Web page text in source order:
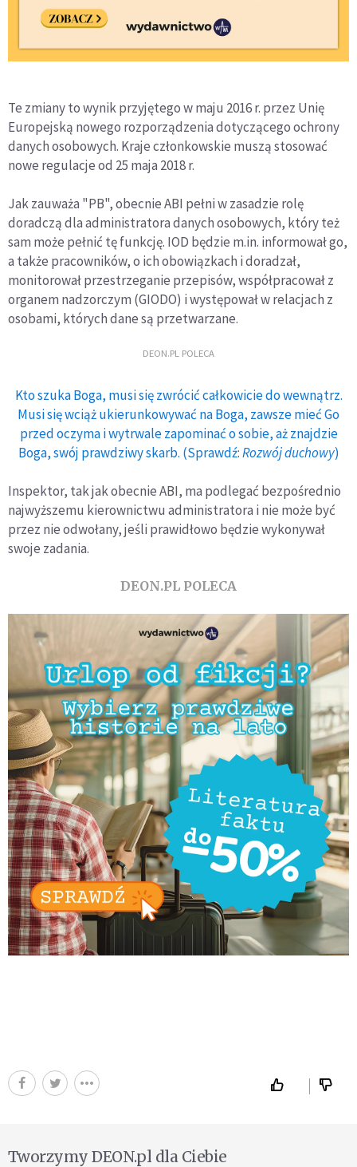
Te zmiany to wynik przyjętego w maju 2016 r. przez Unię
Europejską nowego rozporządzenia dotyczącego ochrony
danych osobowych. Kraje członkowskie muszą stosować
nowe regulacje od 25 maja 2018 r.
Jak zauważa "PB", obecnie ABI pełni w zasadzie rolę
doradczą dla administratora danych osobowych, który też
sam może pełnić tę funkcję. IOD będzie m.in. informował go,
a także pracowników, o ich obowiązkach i doradzał,
monitorował przestrzeganie przepisów, współpracował z
organem nadzorczym (GIODO) i występował w relacjach z
osobami, których dane są przetwarzane.
DEON.PL POLECA
Kto szuka Boga, musi się zwrócić całkowicie do wewnątrz.
Musi się wciąż ukierunkowywać na Boga, zawsze mieć Go
przed oczyma i wytrwale zapominać o sobie, aż znajdzie
Boga, swój prawdziwy skarb. (Sprawdź:Rozwój duchowy)
Inspektor, tak jak obecnie ABI, ma podlegać bezpośrednio
najwyższemu kierownictwu administratora i nie może być
przez nie odwołany, jeśli prawidłowo będzie wykonywał
swoje zadania.
DEON.PL POLECA
Tworzymy DEON.pl dla Ciebie